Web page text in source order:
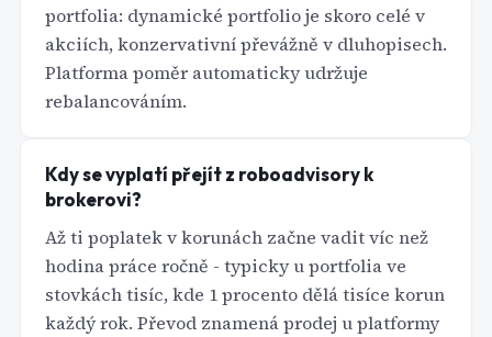
portfolia: dynamické portfolio je skoro celé v
akciích, konzervativní převážně v dluhopisech.
Platforma poměr automaticky udržuje
rebalancováním.
Kdy se vyplatí přejít z roboadvisory k
brokerovi?
Až ti poplatek v korunách začne vadit víc než
hodina práce ročně - typicky u portfolia ve
stovkách tisíc, kde 1 procento dělá tisíce korun
každý rok. Převod znamená prodej u platformy